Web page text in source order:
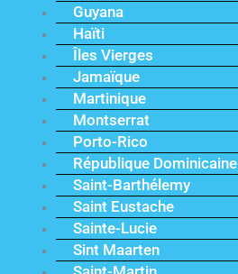
Guyana
Haïti
Îles Vierges
Jamaïque
Martinique
Montserrat
Porto-Rico
République Dominicaine
Saint-Barthélemy
Saint Eustache
Sainte-Lucie
Sint Maarten